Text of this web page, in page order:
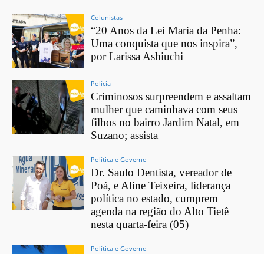
Colunistas
“20 Anos da Lei Maria da Penha:
Uma conquista que nos inspira”,
por Larissa Ashiuchi
Polícia
Criminosos surpreendem e assaltam
mulher que caminhava com seus
filhos no bairro Jardim Natal, em
Suzano; assista
Política e Governo
Dr. Saulo Dentista, vereador de
Poá, e Aline Teixeira, liderança
política no estado, cumprem
agenda na região do Alto Tietê
nesta quarta-feira (05)
Política e Governo